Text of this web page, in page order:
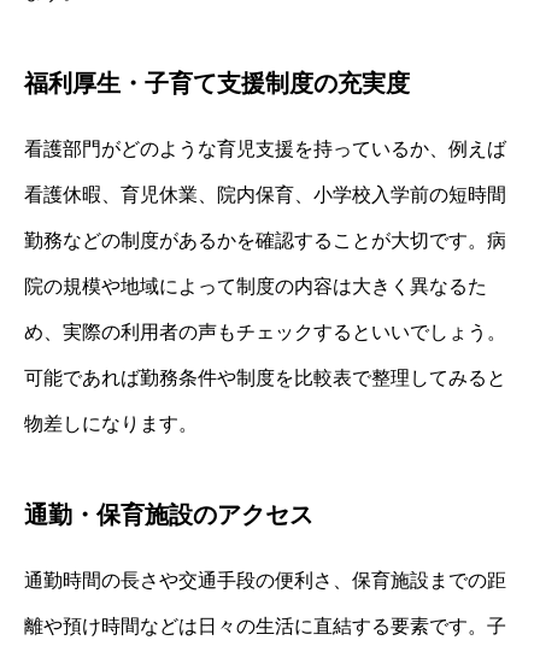
福利厚生・子育て支援制度の充実度
看護部門がどのような育児支援を持っているか、例えば
看護休暇、育児休業、院内保育、小学校入学前の短時間
勤務などの制度があるかを確認することが大切です。病
院の規模や地域によって制度の内容は大きく異なるた
め、実際の利用者の声もチェックするといいでしょう。
可能であれば勤務条件や制度を比較表で整理してみると
物差しになります。
通勤・保育施設のアクセス
通勤時間の長さや交通手段の便利さ、保育施設までの距
離や預け時間などは日々の生活に直結する要素です。子